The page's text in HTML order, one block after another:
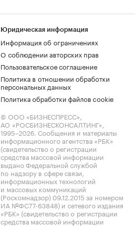
Юридическая информация
Информация об ограничениях
О соблюдении авторских прав
Пользовательское соглашение
Политика в отношении обработки
персональных данных
Политика обработки файлов cookie
© ООО «БИЗНЕСПРЕСС»,
АО «РОСБИЗНЕСКОНСАЛТИНГ»,
1995–2026. Сообщения и материалы
информационного агентства «РБК»
(свидетельство о регистрации
средства массовой информации
выдано Федеральной службой
по надзору в сфере связи,
информационных технологий
и массовых коммуникаций
(Роскомнадзор) 09.12.2015 за номером
ИА №ФС77-63848) и сетевого издания
«РБК» (свидетельство о регистрации
средства массовой информации